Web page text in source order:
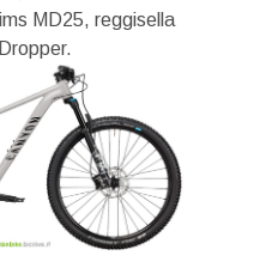
MD25, reggisella